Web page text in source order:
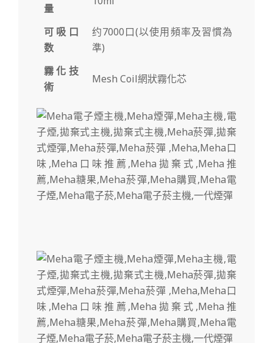
量
可吸口
数
约7000口(以使用頻率及習慣為
準)
霧化技
術
Mesh Coil網狀霧化芯